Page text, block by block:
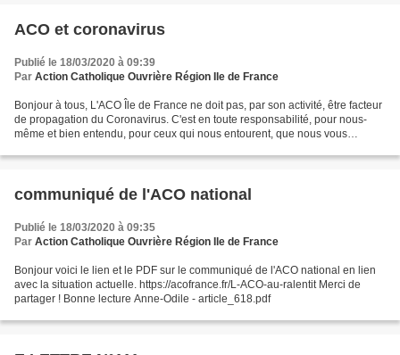
ACO et coronavirus
Publié le 18/03/2020 à 09:39
Par Action Catholique Ouvrière Région Ile de France
Bonjour à tous, L'ACO Île de France ne doit pas, par son activité, être facteur
de propagation du Coronavirus. C'est en toute responsabilité, pour nous-
même et bien entendu, pour ceux qui nous entourent, que nous vous
communiqué de l'ACO national
Publié le 18/03/2020 à 09:35
Par Action Catholique Ouvrière Région Ile de France
Bonjour voici le lien et le PDF sur le communiqué de l'ACO national en lien
avec la situation actuelle. https://acofrance.fr/L-ACO-au-ralentit Merci de
partager ! Bonne lecture Anne-Odile - article_618.pdf